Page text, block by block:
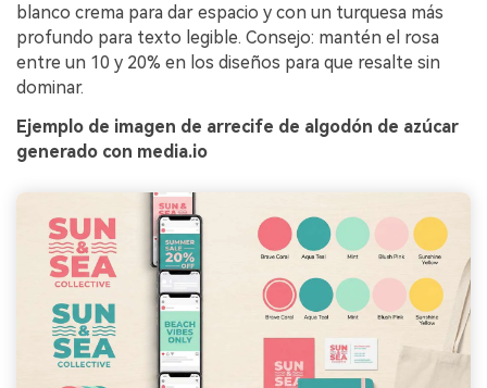
blanco crema para dar espacio y con un turquesa más
profundo para texto legible. Consejo: mantén el rosa
entre un 10 y 20% en los diseños para que resalte sin
dominar.
Ejemplo de imagen de arrecife de algodón de azúcar
generado con media.io